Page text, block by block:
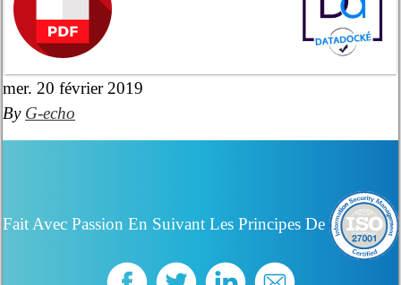
mer. 20 février 2019
By G-echo
Fait Avec Passion En Suivant Les Principes De